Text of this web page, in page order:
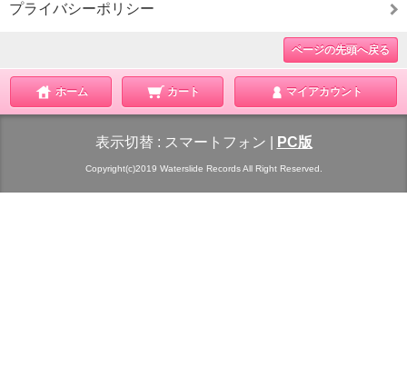
プライバシーポリシー
ページの先頭へ戻る
ホーム カート マイアカウント
表示切替 : スマートフォン PC版
Copyright(c)2019 Waterslide Records All Right Reserved.